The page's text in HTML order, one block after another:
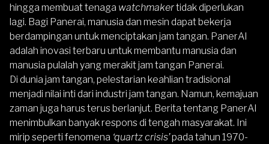
hingga membuat tenaga watchmakertidak diperlukan
lagi. Bagi Panerai, manusia dan mesin dapat bekerja
berdampingan untuk menciptakan jam tangan. PanerAI
adalah inovasi terbaru untuk membantu manusia dan
manusia pulalah yang merakit jam tangan Panerai.
Di dunia jam tangan, pelestarian keahlian tradisional
menjadi nilai inti dari industri jam tangan. Namun, kemajuan
zaman juga harus terus berlanjut. Berita tentang PanerAI
menimbulkan banyak respons di tengah masyarakat. Ini
mirip seperti fenomena ‘quartz crisis’pada tahun 1970-